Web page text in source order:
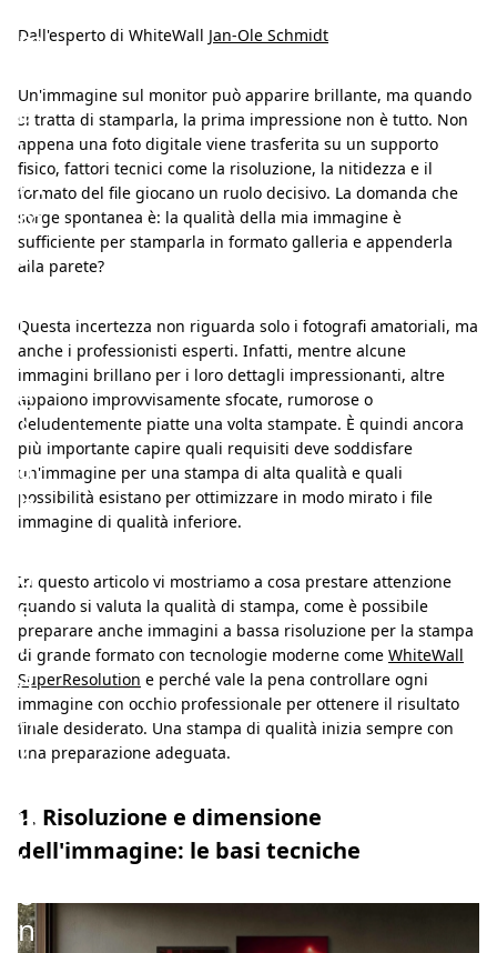
m
a
i
m
m
a
i
n
e
è
a
b
b
a
s
t
a
n
z
b
u
o
n
Dall'esperto di WhiteWall Jan-Ole Schmidt
Un'immagine sul monitor può apparire brillante, ma quando
si tratta di stamparla, la prima impressione non è tutto. Non
appena una foto digitale viene trasferita su un supporto
fisico, fattori tecnici come la risoluzione, la nitidezza e il
formato del file giocano un ruolo decisivo. La domanda che
sorge spontanea è: la qualità della mia immagine è
sufficiente per stamparla in formato galleria e appenderla
alla parete?
Questa incertezza non riguarda solo i fotografi amatoriali, ma
anche i professionisti esperti. Infatti, mentre alcune
immagini brillano per i loro dettagli impressionanti, altre
appaiono improvvisamente sfocate, rumorose o
deludentemente piatte una volta stampate. È quindi ancora
più importante capire quali requisiti deve soddisfare
un'immagine per una stampa di alta qualità e quali
possibilità esistano per ottimizzare in modo mirato i file
immagine di qualità inferiore.
In questo articolo vi mostriamo a cosa prestare attenzione
quando si valuta la qualità di stampa, come è possibile
preparare anche immagini a bassa risoluzione per la stampa
di grande formato con tecnologie moderne come WhiteWall
SuperResolution e perché vale la pena controllare ogni
immagine con occhio professionale per ottenere il risultato
finale desiderato. Una stampa di qualità inizia sempre con
una preparazione adeguata.
1. Risoluzione e dimensione
dell'immagine: le basi tecniche